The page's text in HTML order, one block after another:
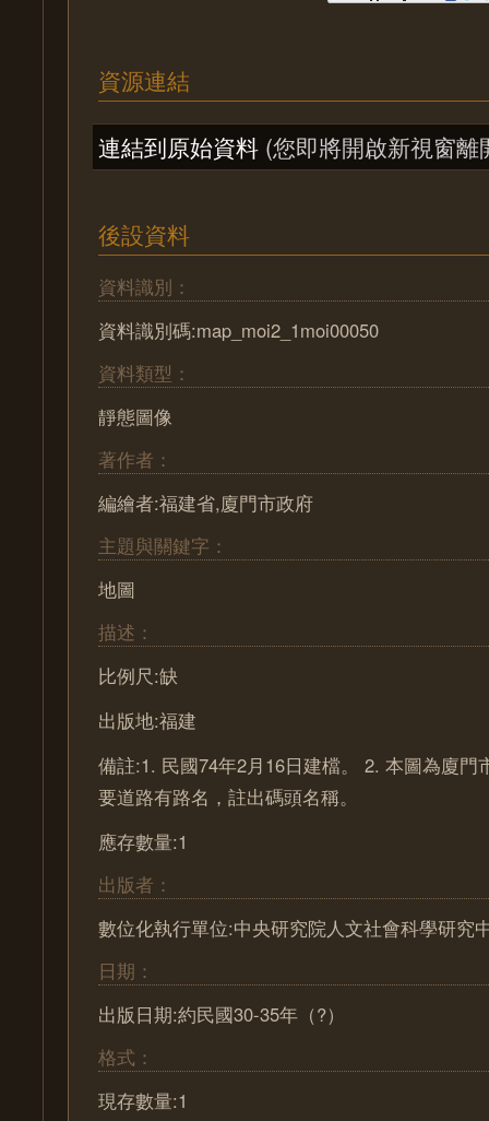
資源連結
連結到原始資料 (您即將開啟新視窗離
後設資料
資料識別：
資料識別碼:map_moi2_1moi00050
資料類型：
靜態圖像
著作者：
編繪者:福建省,廈門市政府
主題與關鍵字：
地圖
描述：
比例尺:缺
出版地:福建
備註:1. 民國74年2月16日建檔。 2. 本圖為廈門
要道路有路名，註出碼頭名稱。
應存數量:1
出版者：
數位化執行單位:中央研究院人文社會科學研究
日期：
出版日期:約民國30-35年（?）
格式：
現存數量:1